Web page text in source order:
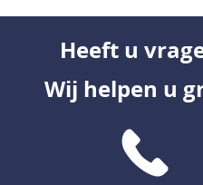
Heeft u
Wij helpen u